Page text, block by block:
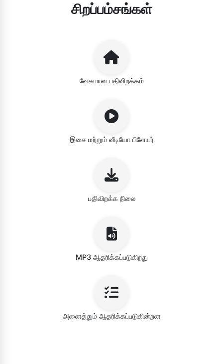
சிறப்பம்சங்கள்
வேகமான பதிவிறக்கம்
இசை மற்றும் வீடியோ பிளேயர்
பதிவிறக்க நிலை
MP3 ஆதரிக்கப்படுகிறது
அனைத்தும் ஆதரிக்கப்படுகின்றன